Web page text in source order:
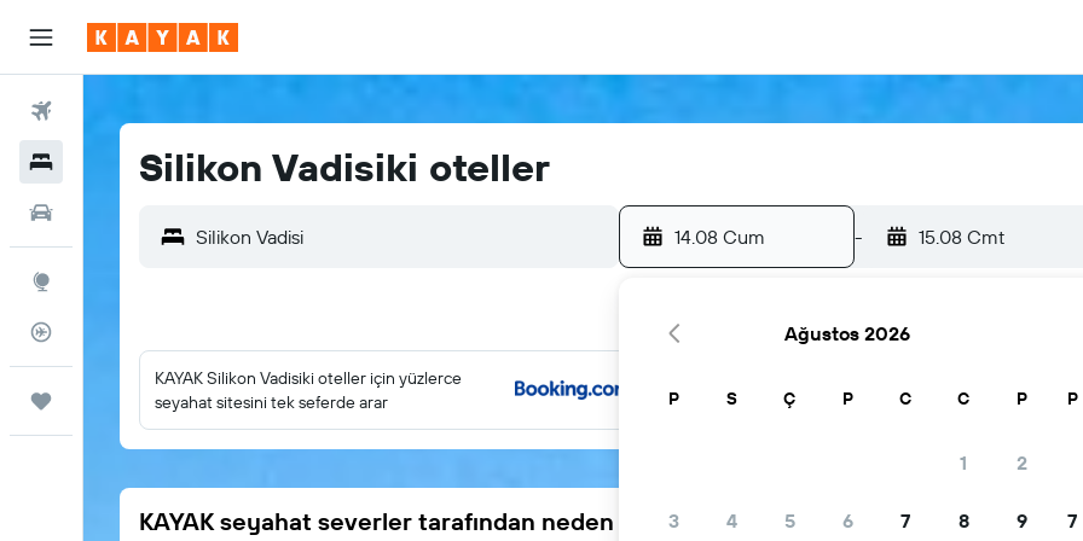
Silikon Vadisiki oteller
14.08 Cum - 15.08 Cmt
KAYAK Silikon Vadisiki oteller için yüzlerce
seyahat sitesini tek seferde arar
KAYAK seyahat severler tarafından neden tercih ediliyor
Ağustos 2026
P S Ç P C C P
1 2
3 4 5 6 7 8 9
P
7